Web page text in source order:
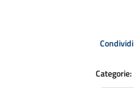
Condividi
Categorie: